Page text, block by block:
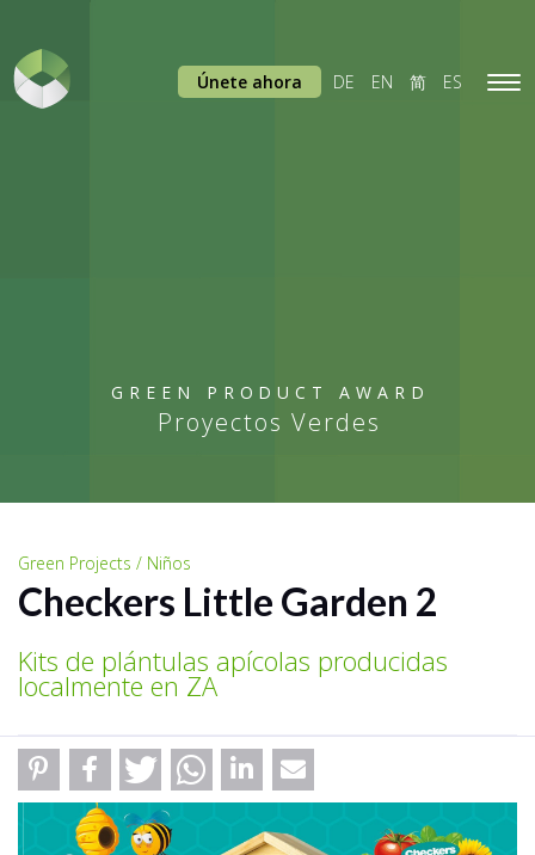
GREEN PRODUCT AWARD
Proyectos Verdes
Únete ahora DE EN 简 ES
Green Projects / Niños
Checkers Little Garden 2
Kits de plántulas apícolas producidas
localmente en ZA